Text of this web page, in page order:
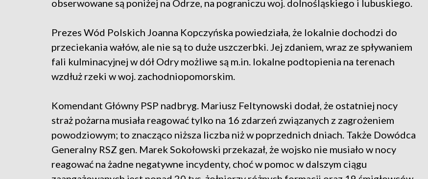
obserwowane są poniżej na Odrze, na pograniczu woj. dolnośląskiego i lubuskiego.
Prezes Wód Polskich Joanna Kopczyńska powiedziała, że lokalnie dochodzi do
przeciekania wałów, ale nie są to duże uszczerbki. Jej zdaniem, wraz ze spływaniem
fali kulminacyjnej w dół Odry możliwe są m.in. lokalne podtopienia na terenach
wzdłuż rzeki w woj. zachodniopomorskim.
Komendant Główny PSP nadbryg. Mariusz Feltynowski dodał, że ostatniej nocy
straż pożarna musiała reagować tylko na 16 zdarzeń związanych z zagrożeniem
powodziowym; to znacząco niższa liczba niż w poprzednich dniach. Także Dowódca
Generalny RSZ gen. Marek Sokołowski przekazał, że wojsko nie musiało w nocy
reagować na żadne negatywne incydenty, choć w pomoc w dalszym ciągu